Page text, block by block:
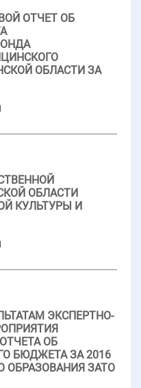
ОТЧЕТ ОБ
ОБЛАСТИ ЗА
ОБЛАСТИ
КУЛЬТУРЫ И
ЭКСПЕРТНО-
ОБ
БЮДЖЕТА ЗА 2016
ОБРАЗОВАНИЯ ЗАТО